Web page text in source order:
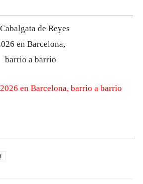
en Barcelona, barrio a barrio